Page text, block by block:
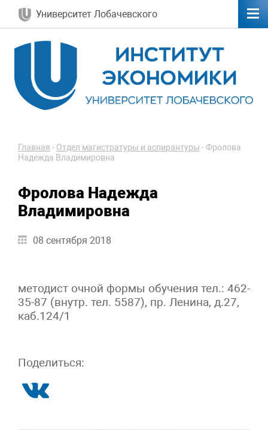
Университет Лобачевского
Главная - Отдел магистратуры и аспирантуры -Фролова
Надежда Владимировна
Фролова Надежда
Владимировна
08 сентября 2018
методист очной формы обучения тел.: 462-
35-87 (внутр. тел. 5587), пр. Ленина, д.27,
каб.124/1
Поделиться: